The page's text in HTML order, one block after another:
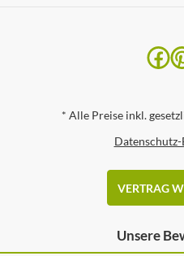
* Alle Preise inkl.
VERTRAG
Unsere